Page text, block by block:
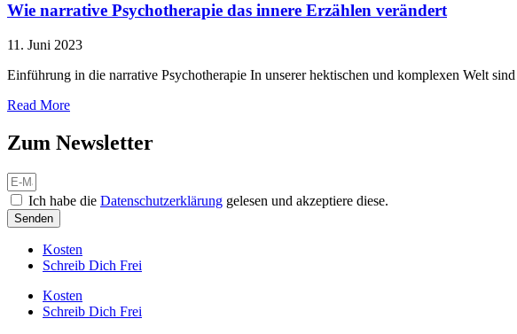
Wie narrative Psychotherapie das innere Erzählen verändert
11. Juni 2023
Einführung in die narrative Psychotherapie In unserer hektischen und komplexen Welt
Read More
Zum Newsletter
Ich habe die Datenschutzerklärung gelesen und akzeptiere diese.
Senden
Kosten
Schreib Dich Frei
Kosten
Schreib Dich Frei